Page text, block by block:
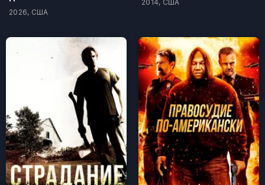
2026, США
2014, США